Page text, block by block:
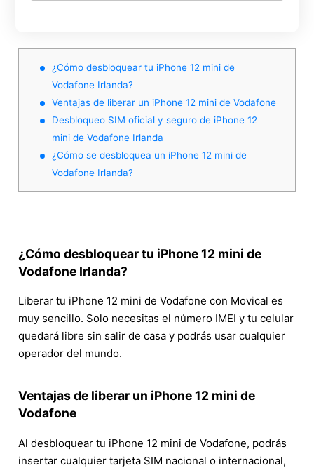
¿Cómo desbloquear tu iPhone 12 mini de
Vodafone Irlanda?
Ventajas de liberar un iPhone 12 mini de Vodafone
Desbloqueo SIM oficial y seguro de iPhone 12
mini de Vodafone Irlanda
¿Cómo se desbloquea un iPhone 12 mini de
Vodafone Irlanda?
¿Cómo desbloquear tu iPhone 12 mini de
Vodafone Irlanda?
Liberar tu iPhone 12 mini de Vodafone con Movical es
muy sencillo. Solo necesitas el número IMEI y tu celular
quedará libre sin salir de casa y podrás usar cualquier
operador del mundo.
Ventajas de liberar un iPhone 12 mini de
Vodafone
Al desbloquear tu iPhone 12 mini de Vodafone, podrás
insertar cualquier tarjeta SIM nacional o internacional,